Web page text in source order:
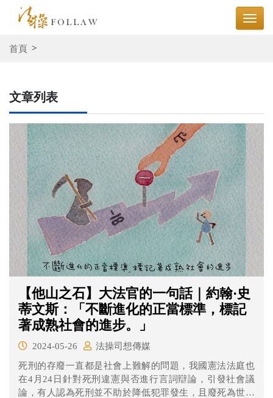
首頁
文章列表
【他山之石】大法官的一句話｜約翰·史
蒂文斯：「不斷進化的正當標準，標記
著成熟社會的進步。」
2024-05-26
法操司想傳媒
死刑的存廢一直都是社會上難解的問題，我國憲法法庭也
在4月24日針對死刑違憲與否進行言詞辯論，引發社會議
論，有人認為死刑並不助於降低犯罪發生，且廢死為世界